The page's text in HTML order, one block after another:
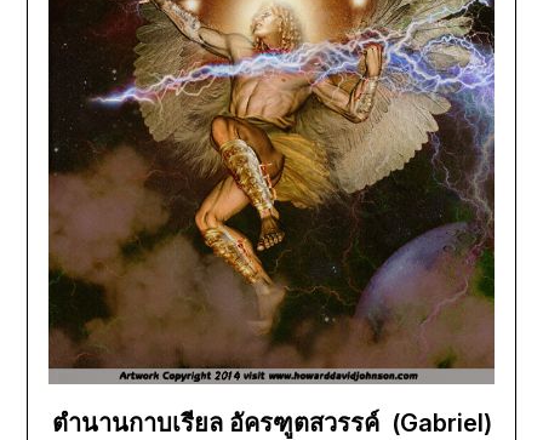
ตำนานกาบเรียล อัครฑูตสวรรค์ (Gabriel)